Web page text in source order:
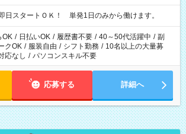
22：00 ・22：00～翌6：00 など
即日スタートＯＫ！ 単発1日のみから働けます。
OK / 日払いOK / 履歴書不要 / 40～50代活躍中 / 副
クOK / 服装自由 / シフト勤務 / 10名以上の大量募
応なし / パソコンスキル不要
応募する 詳細へ